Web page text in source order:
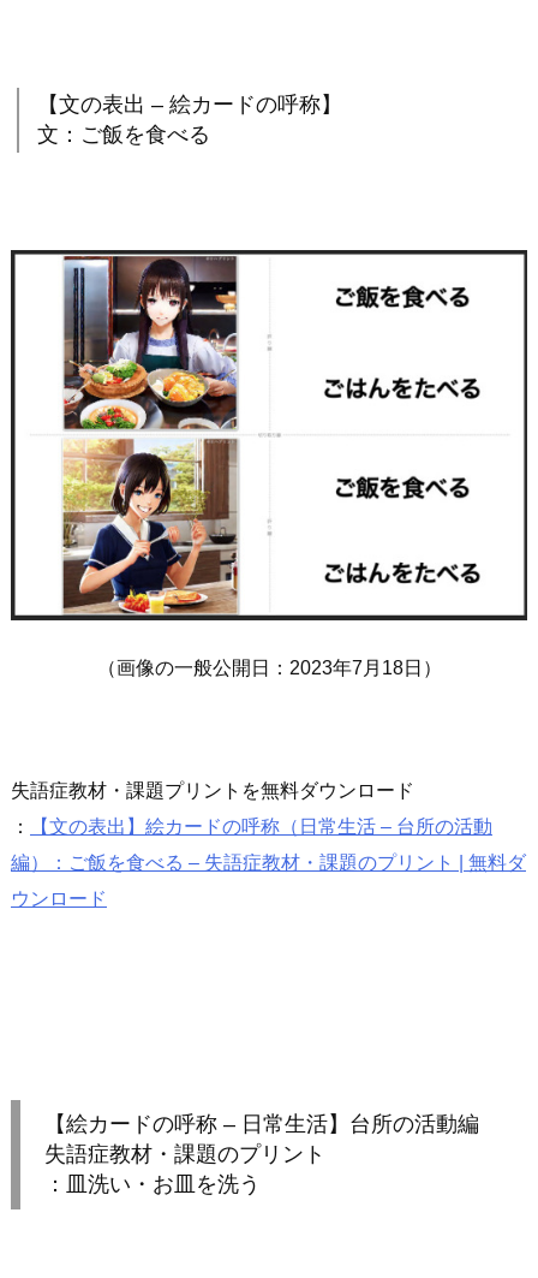
【文の表出 – 絵カードの呼称】
文：ご飯を食べる
（画像の一般公開日：2023年7月18日）
失語症教材・課題プリントを無料ダウンロード
：
【文の表出】絵カードの呼称（日常生活 – 台所の活動
編）：ご飯を食べる – 失語症教材・課題のプリント | 無料ダ
ウンロード
【絵カードの呼称 – 日常生活】台所の活動編
失語症教材・課題のプリント
：皿洗い・お皿を洗う